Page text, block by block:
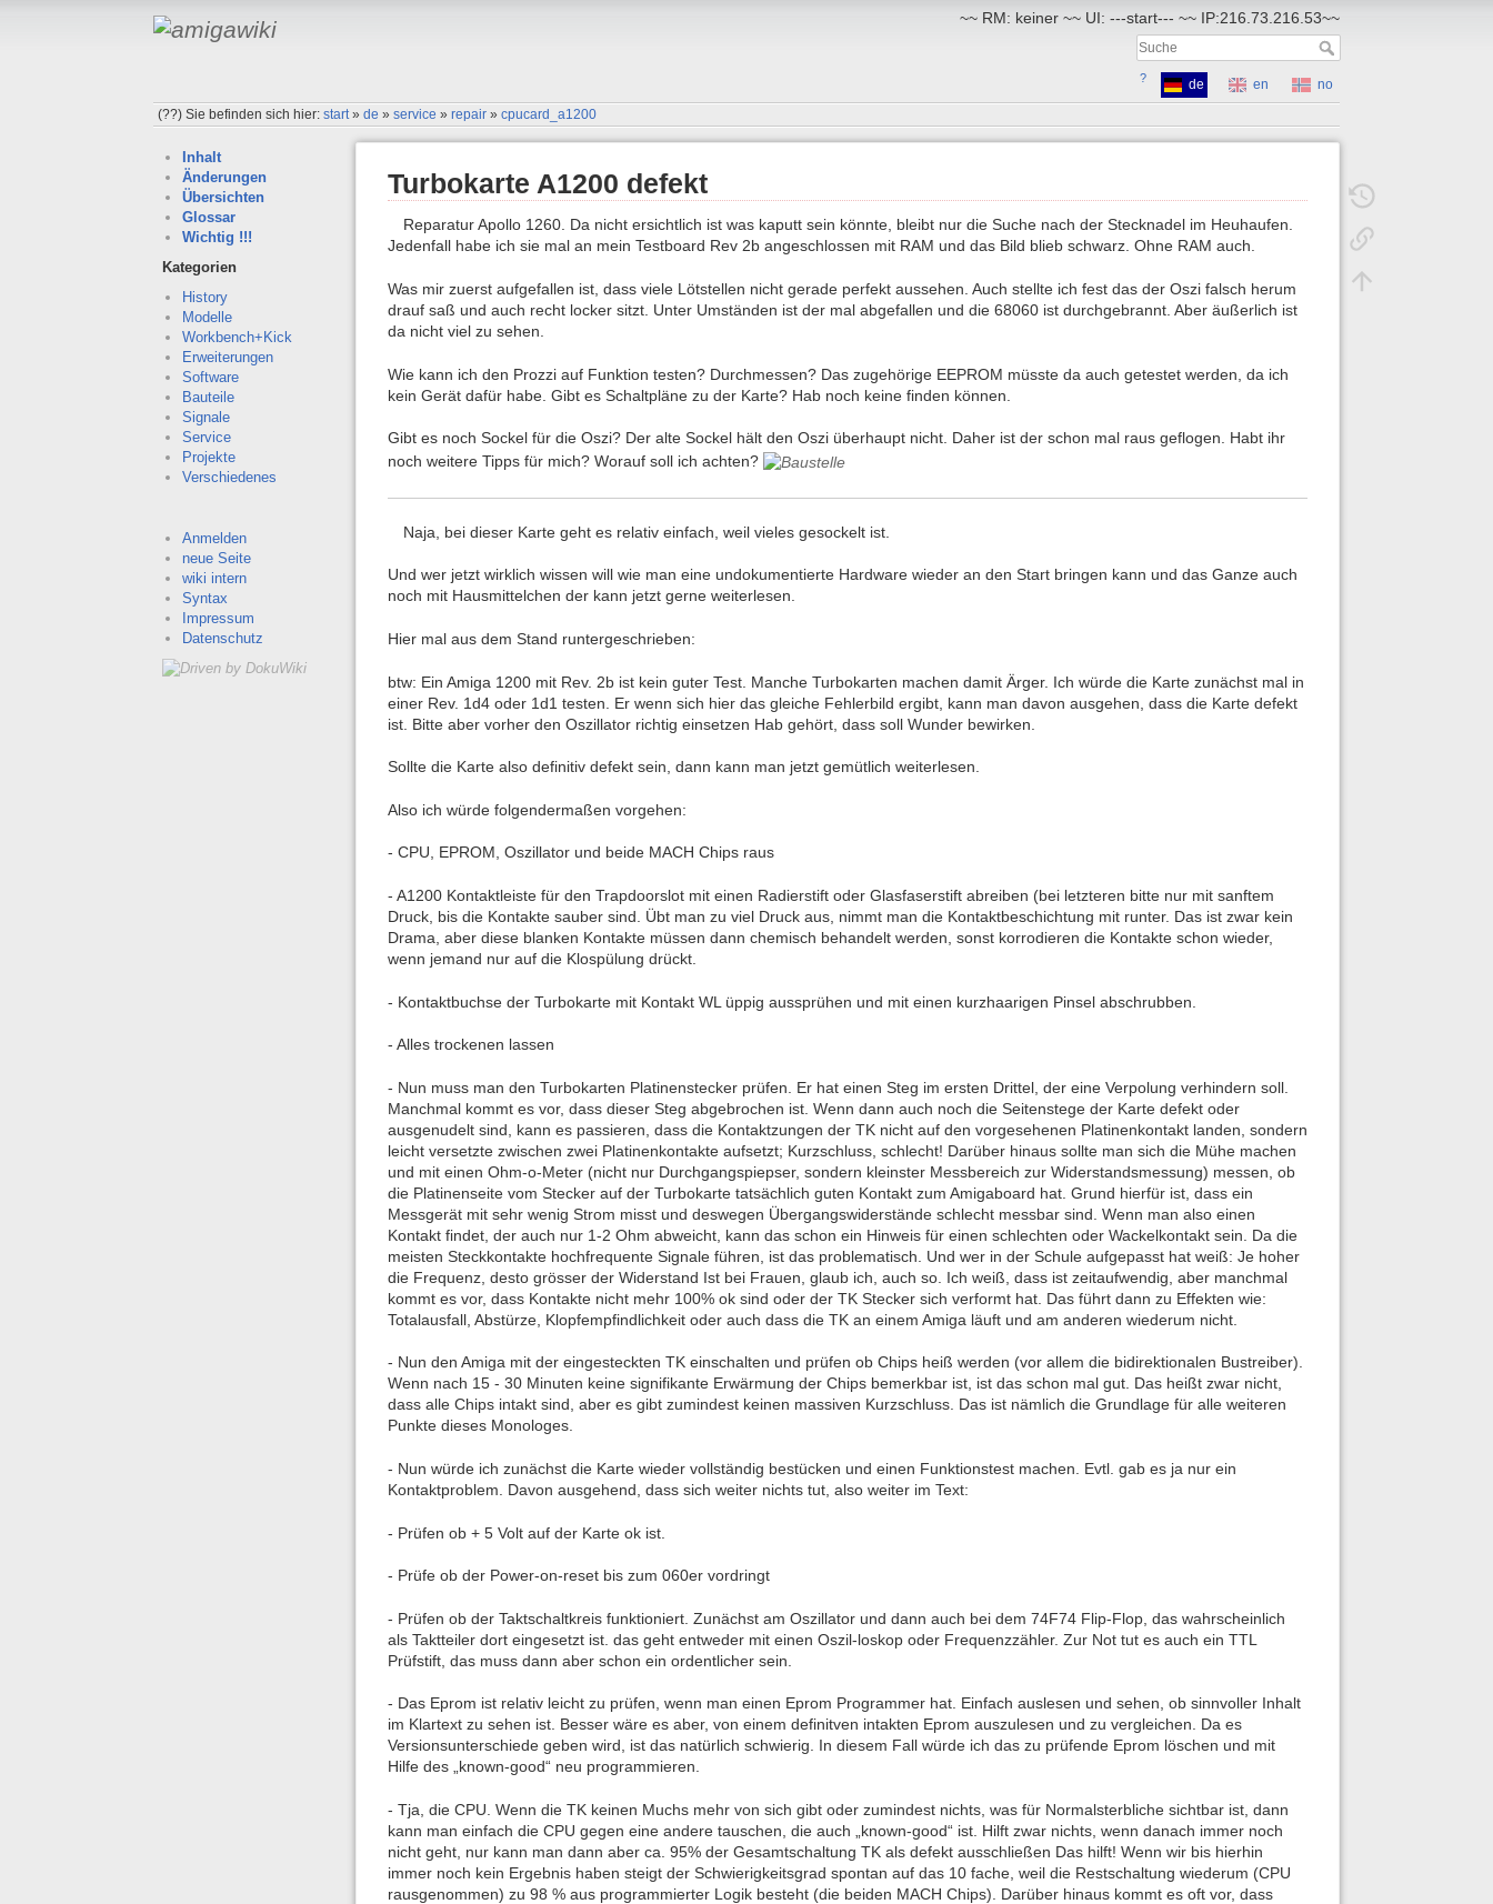
~~ RM: keiner ~~ UI: ---start--- ~~ IP:216.73.216.53~~
? de en
no
(??)Sie befinden sich hier:start»de »service »repair »cpucard_a1200
Inhalt
Änderungen
Übersichten
Glossar
Wichtig !!!
Kategorien
History
Modelle
Workbench+Kick
Erweiterungen
Software
Bauteile
Signale
Service
Projekte
Verschiedenes
Anmelden
neue Seite
wiki intern
Syntax
Impressum
Datenschutz
Turbokarte A1200 defekt
Reparatur Apollo 1260. Da nicht ersichtlich ist was kaputt sein könnte, bleibt nur die Suche nach der Stecknadel im Heuhaufen.
Jedenfall habe ich sie mal an mein Testboard Rev 2b angeschlossen mit RAM und das Bild blieb schwarz. Ohne RAM auch.
Was mir zuerst aufgefallen ist, dass viele Lötstellen nicht gerade perfekt aussehen. Auch stellte ich fest das der Oszi falsch herum
drauf saß und auch recht locker sitzt. Unter Umständen ist der mal abgefallen und die 68060 ist durchgebrannt. Aber äußerlich ist
da nicht viel zu sehen.
Wie kann ich den Prozzi auf Funktion testen? Durchmessen? Das zugehörige EEPROM müsste da auch getestet werden, da ich
kein Gerät dafür habe. Gibt es Schaltpläne zu der Karte? Hab noch keine finden können.
Gibt es noch Sockel für die Oszi? Der alte Sockel hält den Oszi überhaupt nicht. Daher ist der schon mal raus geflogen. Habt ihr
noch weitere Tipps für mich? Worauf soll ich achten?
Naja, bei dieser Karte geht es relativ einfach, weil vieles gesockelt ist.
Und wer jetzt wirklich wissen will wie man eine undokumentierte Hardware wieder an den Start bringen kann und das Ganze auch
noch mit Hausmittelchen der kann jetzt gerne weiterlesen.
Hier mal aus dem Stand runtergeschrieben:
btw: Ein Amiga 1200 mit Rev. 2b ist kein guter Test. Manche Turbokarten machen damit Ärger. Ich würde die Karte zunächst mal in
einer Rev. 1d4 oder 1d1 testen. Er wenn sich hier das gleiche Fehlerbild ergibt, kann man davon ausgehen, dass die Karte defekt
ist. Bitte aber vorher den Oszillator richtig einsetzen Hab gehört, dass soll Wunder bewirken.
Sollte die Karte also definitiv defekt sein, dann kann man jetzt gemütlich weiterlesen.
Also ich würde folgendermaßen vorgehen:
- CPU, EPROM, Oszillator und beide MACH Chips raus
- A1200 Kontaktleiste für den Trapdoorslot mit einen Radierstift oder Glasfaserstift abreiben (bei letzteren bitte nur mit sanftem
Druck, bis die Kontakte sauber sind. Übt man zu viel Druck aus, nimmt man die Kontaktbeschichtung mit runter. Das ist zwar kein
Drama, aber diese blanken Kontakte müssen dann chemisch behandelt werden, sonst korrodieren die Kontakte schon wieder,
wenn jemand nur auf die Klospülung drückt.
- Kontaktbuchse der Turbokarte mit Kontakt WL üppig aussprühen und mit einen kurzhaarigen Pinsel abschrubben.
- Alles trockenen lassen
- Nun muss man den Turbokarten Platinenstecker prüfen. Er hat einen Steg im ersten Drittel, der eine Verpolung verhindern soll.
Manchmal kommt es vor, dass dieser Steg abgebrochen ist. Wenn dann auch noch die Seitenstege der Karte defekt oder
ausgenudelt sind, kann es passieren, dass die Kontaktzungen der TK nicht auf den vorgesehenen Platinenkontakt landen, sondern
leicht versetzte zwischen zwei Platinenkontakte aufsetzt; Kurzschluss, schlecht! Darüber hinaus sollte man sich die Mühe machen
und mit einen Ohm-o-Meter (nicht nur Durchgangspiepser, sondern kleinster Messbereich zur Widerstandsmessung) messen, ob
die Platinenseite vom Stecker auf der Turbokarte tatsächlich guten Kontakt zum Amigaboard hat. Grund hierfür ist, dass ein
Messgerät mit sehr wenig Strom misst und deswegen Übergangswiderstände schlecht messbar sind. Wenn man also einen
Kontakt findet, der auch nur 1-2 Ohm abweicht, kann das schon ein Hinweis für einen schlechten oder Wackelkontakt sein. Da die
meisten Steckkontakte hochfrequente Signale führen, ist das problematisch. Und wer in der Schule aufgepasst hat weiß: Je hoher
die Frequenz, desto grösser der Widerstand Ist bei Frauen, glaub ich, auch so. Ich weiß, dass ist zeitaufwendig, aber manchmal
kommt es vor, dass Kontakte nicht mehr 100% ok sind oder der TK Stecker sich verformt hat. Das führt dann zu Effekten wie:
Totalausfall, Abstürze, Klopfempfindlichkeit oder auch dass die TK an einem Amiga läuft und am anderen wiederum nicht.
- Nun den Amiga mit der eingesteckten TK einschalten und prüfen ob Chips heiß werden (vor allem die bidirektionalen Bustreiber).
Wenn nach 15 - 30 Minuten keine signifikante Erwärmung der Chips bemerkbar ist, ist das schon mal gut. Das heißt zwar nicht,
dass alle Chips intakt sind, aber es gibt zumindest keinen massiven Kurzschluss. Das ist nämlich die Grundlage für alle weiteren
Punkte dieses Monologes.
- Nun würde ich zunächst die Karte wieder vollständig bestücken und einen Funktionstest machen. Evtl. gab es ja nur ein
Kontaktproblem. Davon ausgehend, dass sich weiter nichts tut, also weiter im Text:
- Prüfen ob + 5 Volt auf der Karte ok ist.
- Prüfe ob der Power-on-reset bis zum 060er vordringt
- Prüfen ob der Taktschaltkreis funktioniert. Zunächst am Oszillator und dann auch bei dem 74F74 Flip-Flop, das wahrscheinlich
als Taktteiler dort eingesetzt ist. das geht entweder mit einen Oszil-loskop oder Frequenzzähler. Zur Not tut es auch ein TTL
Prüfstift, das muss dann aber schon ein ordentlicher sein.
- Das Eprom ist relativ leicht zu prüfen, wenn man einen Eprom Programmer hat. Einfach auslesen und sehen, ob sinnvoller Inhalt
im Klartext zu sehen ist. Besser wäre es aber, von einem definitven intakten Eprom auszulesen und zu vergleichen. Da es
Versionsunterschiede geben wird, ist das natürlich schwierig. In diesem Fall würde ich das zu prüfende Eprom löschen und mit
Hilfe des „known-good“ neu programmieren.
- Tja, die CPU. Wenn die TK keinen Muchs mehr von sich gibt oder zumindest nichts, was für Normalsterbliche sichtbar ist, dann
kann man einfach die CPU gegen eine andere tauschen, die auch „known-good“ ist. Hilft zwar nichts, wenn danach immer noch
nicht geht, nur kann man dann aber ca. 95% der Gesamtschaltung TK als defekt ausschließen Das hilft! Wenn wir bis hierhin
immer noch kein Ergebnis haben steigt der Schwierigkeitsgrad spontan auf das 10 fache, weil die Restschaltung wiederum (CPU
rausgenommen) zu 98 % aus programmierter Logik besteht (die beiden MACH Chips). Darüber hinaus kommt es oft vor, dass